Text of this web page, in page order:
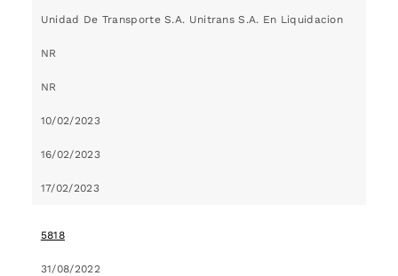
Unidad De Transporte S.A. Unitrans S.A. En Liquidacion
NR
NR
10/02/2023
16/02/2023
17/02/2023
5818
31/08/2022